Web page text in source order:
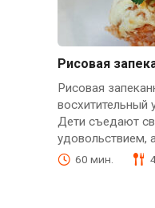
Рисовая
Рисовая
восхитительный
Дети съедают
удовольствием,
60 мин.